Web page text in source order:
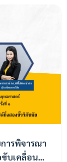
ารพิจารณา
บเคลื่อน